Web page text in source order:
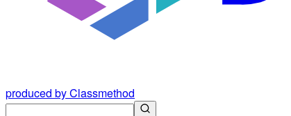
produced by Classmethod